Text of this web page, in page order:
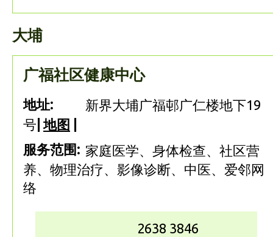
大埔
广福社区健康中心
地址:
新界大埔广福邨广仁楼地下19
号 地图
服务范围: 家庭医学、身体检查、社区营
养、物理治疗、影像诊断、中医、爱邻网
络
2638 3846